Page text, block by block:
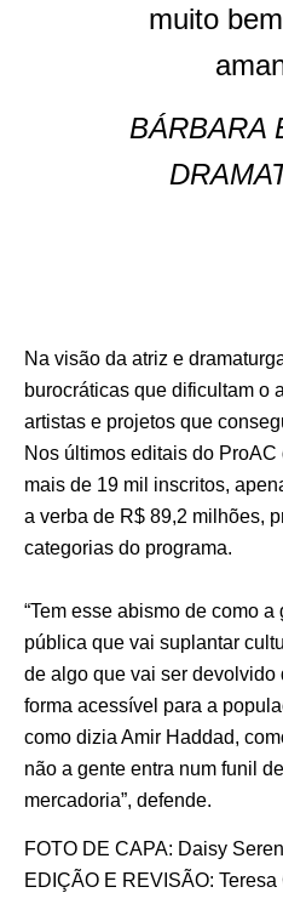
muito
BÁRBARA
Na visão da atriz e
burocráticas que dificultam o
artistas e projetos que
Nos últimos editais do
mais de 19 mil inscritos,
a verba de R$ 89,2 milhões,
categorias do programa.
“Tem esse abismo de como
pública que vai suplantar
de algo que vai ser devolvido
forma acessível para a
como dizia Amir Haddad,
não a gente entra num funil
mercadoria”, defende.
FOTO DE CAPA: Daisy
EDIÇÃO E REVISÃO: Teresa